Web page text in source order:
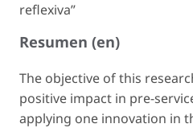
reflexiva”
Resumen (en)
The objective of this
positive impact in pre-
applying one innovation in